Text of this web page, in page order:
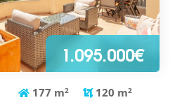
1.095.000€
177 m2 120 m2